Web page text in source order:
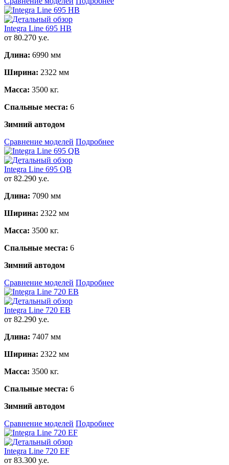
Integra Line 695 HB
от 80.270 у.е.
Длина: 6990 мм
Ширина: 2322 мм
Масса: 3500 кг.
Спальные места: 6
Зимний автодом
Сравнение моделей Подробнее
Integra Line 695 QB
от 82.290 у.е.
Длина: 7090 мм
Ширина: 2322 мм
Масса: 3500 кг.
Спальные места: 6
Зимний автодом
Сравнение моделей Подробнее
Integra Line 720 EB
от 82.290 у.е.
Длина: 7407 мм
Ширина: 2322 мм
Масса: 3500 кг.
Спальные места: 6
Зимний автодом
Сравнение моделей Подробнее
Integra Line 720 EF
от 83.300 у.е.